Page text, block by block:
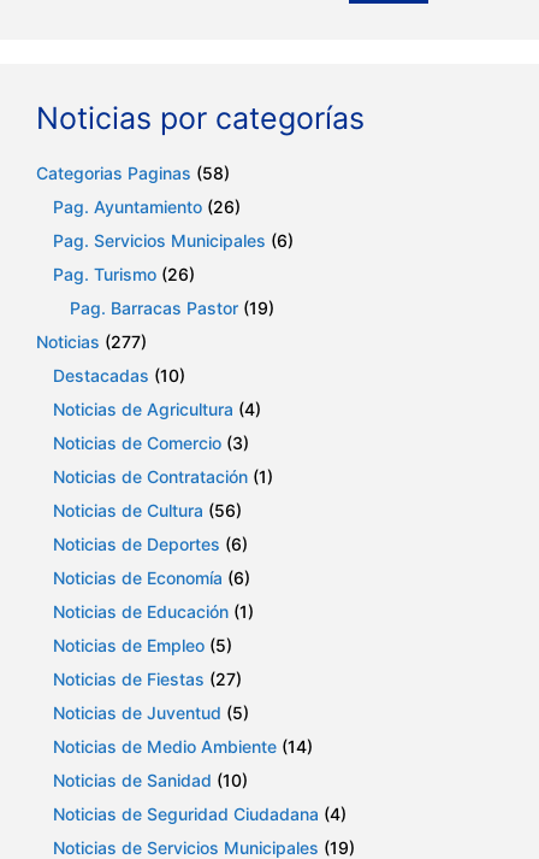
Noticias por categorías
Categorias Paginas (58)
Pag. Ayuntamiento (26)
Pag. Servicios Municipales (6)
Pag. Turismo (26)
Pag. Barracas Pastor (19)
Noticias (277)
Destacadas (10)
Noticias de Agricultura (4)
Noticias de Comercio (3)
Noticias de Contratación (1)
Noticias de Cultura (56)
Noticias de Deportes (6)
Noticias de Economía (6)
Noticias de Educación (1)
Noticias de Empleo (5)
Noticias de Fiestas (27)
Noticias de Juventud (5)
Noticias de Medio Ambiente (14)
Noticias de Sanidad (10)
Noticias de Seguridad Ciudadana (4)
Noticias de Servicios Municipales (19)